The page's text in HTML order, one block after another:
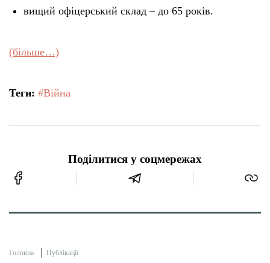
вищий офіцерський склад – до 65 років.
(більше…)
Теги: #Війна
Поділитися у соцмережах
Головна Публікації